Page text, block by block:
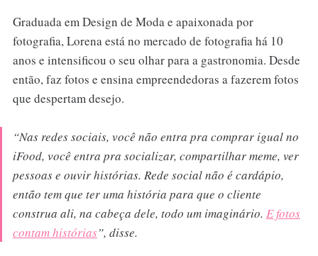
Graduada em Design de Moda e apaixonada por
fotografia, Lorena está no mercado de fotografia há 10
anos e intensificou o seu olhar para a gastronomia. Desde
então, faz fotos e ensina empreendedoras a fazerem fotos
que despertam desejo.
“Nas redes sociais, você não entra pra comprar igual no
iFood, você entra pra socializar, compartilhar meme, ver
pessoas e ouvir histórias. Rede social não é cardápio,
então tem que ter uma história para que o cliente
construa ali, na cabeça dele, todo um imaginário. E fotos
contam histórias”, disse.